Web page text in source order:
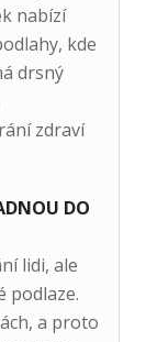
nabízí
kde
drsný
zdraví
DO
lidi, ale
podlaze.
a proto